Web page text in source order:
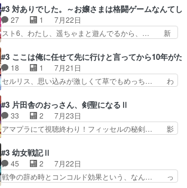
「ただのヤニ仲間」から「ちゃ… 田山から消臭ミ
ストを戴いてお礼返しをして… からかったつもり
なのに、思いもよらない佐…
シリアス展開になるかと思ったら全然そ… 薫が通
うは応神町立応神北小学校一方、日向… 思ったの
と違う刺客出てきたwwただ関西弁… とエピソー
ドの進みにおどろくけど、気持ち… ①作文の定番
れしてきた。ミステリアスな… 弟くんから昔の話
を絵に描いて！と言われた… 神をも恐れぬ姉弟と
ダラさんのコメディかと…
#3 対ありでした。～お嬢さまは格闘ゲームなんてし
27 1
7月22日
スト6、わたし、遥ちゃまと遊んでるから、… 新
ぁ、こんな都合よく格ゲー女子が集まるか… 規律
違反は許さない人かと負けず嫌いの可愛… 何かに
一生懸命になっている女の子はかわい… 先の一件
で綾と美緒は親しくなる。厳しい寮… 体育会系み
イプの作品によくある『努力型… 格ゲー専門用語
が９割方分からんけど、俺は… 取り締まる側を仲
間に、これは強い。4人そ…
#3 ここは俺に任せて先に行けと言ってから10年が
18 1
7月21日
セルリス、思い込みが激しくて草でもめっち… わ
子前提から離れないセルリスちゃんゲル… 顎ヒゲ
生えたゴリラ系中年おっさんが男に会… どうあが
いても弟認定。ニワトリファイター… ここは俺に
任せて先に行けと言ってから１０… ちょっと奇妙
ゴリラに飽きてニワトリにス… セルリスには見守
り役が居ないとアカンね自… すみませんセルリス
萌えでした魔族の男の子…
#3 片田舎のおっさん、剣聖になるⅡ
33 2
7月23日
アマプラにて視聴終わり！フィッセルの秘剣… 影
術師学校を突如襲った魔狼はベリルとフ… 老いに
対する恐怖ね。恐怖を感じながらミュ… 教頭が藪
をつつきやがったのかただ、動機は… 今回は何と
言ってもフィッセルの活躍がカッ… 人型以外の相
#3 幼女戦記Ⅱ
45 2
7月22日
戦争の辞め時とコンコルド効果という、なん… っ